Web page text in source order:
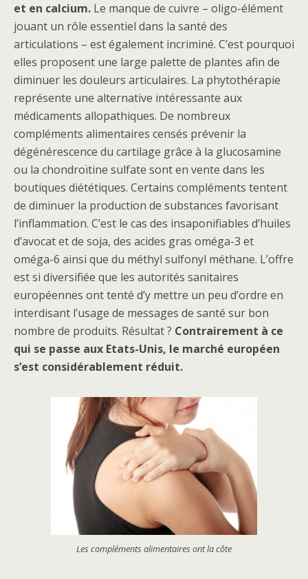
et en calcium. Le manque de cuivre – oligo-élément
jouant un rôle essentiel dans la santé des
articulations – est également incriminé. C’est pourquoi
elles proposent une large palette de plantes afin de
diminuer les douleurs articulaires. La phytothérapie
représente une alternative intéressante aux
médicaments allopathiques. De nombreux
compléments alimentaires censés prévenir la
dégénérescence du cartilage grâce à la glucosamine
ou la chondroïtine sulfate sont en vente dans les
boutiques diététiques. Certains compléments tentent
de diminuer la production de substances favorisant
l’inflammation. C’est le cas des insaponifiables d’huiles
d’avocat et de soja, des acides gras oméga-3 et
oméga-6 ainsi que du méthyl sulfonyl méthane. L’offre
est si diversifiée que les autorités sanitaires
européennes ont tenté d’y mettre un peu d’ordre en
interdisant l’usage de messages de santé sur bon
nombre de produits. Résultat ? Contrairement à ce
qui se passe aux Etats-Unis, le marché européen
s’est considérablement réduit.
Les compléments alimentaires ont la côte